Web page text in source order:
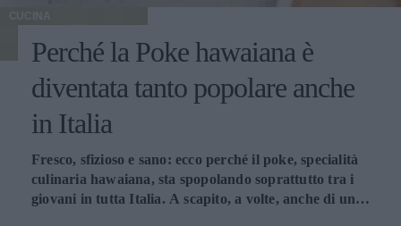
CUCINA
Perché la Poke hawaiana è
diventata tanto popolare anche
in Italia
Fresco, sfizioso e sano: ecco perché il poke, specialità
culinaria hawaiana, sta spopolando soprattutto tra i
giovani in tutta Italia. A scapito, a volte, anche di una